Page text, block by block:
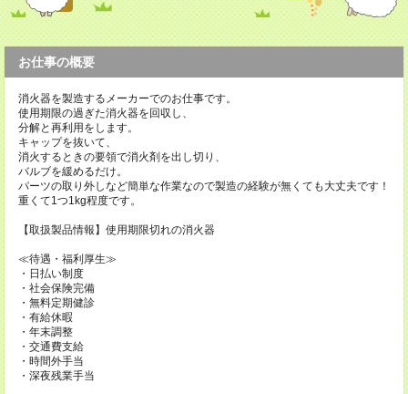
お仕事の概要
消火器を製造するメーカーでのお仕事です。
使用期限の過ぎた消火器を回収し、
分解と再利用をします。
キャップを抜いて、
消火するときの要領で消火剤を出し切り、
バルブを緩めるだけ。
パーツの取り外しなど簡単な作業なので製造の経験が無くても大丈夫です！
重くて1つ1kg程度です。
【取扱製品情報】使用期限切れの消火器
≪待遇・福利厚生≫
・日払い制度
・社会保険完備
・無料定期健診
・有給休暇
・年末調整
・交通費支給
・時間外手当
・深夜残業手当